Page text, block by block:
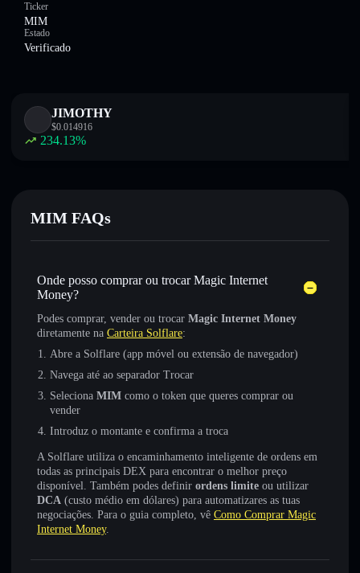
Ticker
MIM
Estado
Verificado
JIMOTHY
$0.014916
234.13%
MIM FAQs
Onde posso comprar ou trocar Magic Internet
Money?
Podes comprar, vender ou trocar Magic Internet Money
diretamente na Carteira Solflare:
Abre a Solflare (app móvel ou extensão de navegador)
Navega até ao separador Trocar
Seleciona MIM como o token que queres comprar ou
vender
Introduz o montante e confirma a troca
A Solflare utiliza o encaminhamento inteligente de ordens em
todas as principais DEX para encontrar o melhor preço
disponível. Também podes definir ordens limite ou utilizar
DCA (custo médio em dólares) para automatizares as tuas
negociações. Para o guia completo, vê Como Comprar Magic
Internet Money.